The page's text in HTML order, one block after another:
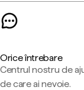
Orice întrebare
Centrul nostru de
de care ai nevoie.